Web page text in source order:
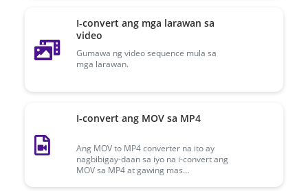
I-convert ang mga larawan sa
video
Gumawa ng video sequence mula sa
mga larawan.
I-convert ang MOV sa MP4
Ang MOV to MP4 converter na ito ay
nagbibigay-daan sa iyo na i-convert ang
MOV sa MP4 at gawing mas